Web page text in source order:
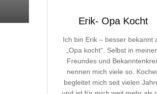
Erik- Opa Kocht
Ich bin Erik – besser bekannt
„Opa kocht“. Selbst in
Freundes und
nennen mich viele so.
begleitet mich seit vielen